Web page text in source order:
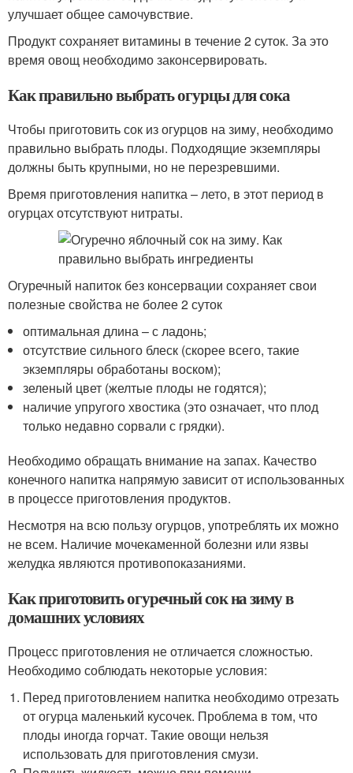
улучшает общее самочувствие.
Продукт сохраняет витамины в течение 2 суток. За это
время овощ необходимо законсервировать.
Как правильно выбрать огурцы для сока
Чтобы приготовить сок из огурцов на зиму, необходимо
правильно выбрать плоды. Подходящие экземпляры
должны быть крупными, но не перезревшими.
Время приготовления напитка – лето, в этот период в
огурцах отсутствуют нитраты.
Огуречный напиток без консервации сохраняет свои
полезные свойства не более 2 суток
оптимальная длина – с ладонь;
отсутствие сильного блеск (скорее всего, такие
экземпляры обработаны воском);
зеленый цвет (желтые плоды не годятся);
наличие упругого хвостика (это означает, что плод
только недавно сорвали с грядки).
Необходимо обращать внимание на запах. Качество
конечного напитка напрямую зависит от использованных
в процессе приготовления продуктов.
Несмотря на всю пользу огурцов, употреблять их можно
не всем. Наличие мочекаменной болезни или язвы
желудка являются противопоказаниями.
Как приготовить огуречный сок на зиму в
домашних условиях
Процесс приготовления не отличается сложностью.
Необходимо соблюдать некоторые условия:
Перед приготовлением напитка необходимо отрезать
от огурца маленький кусочек. Проблема в том, что
плоды иногда горчат. Такие овощи нельзя
использовать для приготовления смузи.